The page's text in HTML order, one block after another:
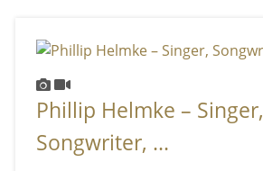
Phillip Helmke – Singer,
Songwriter, ...